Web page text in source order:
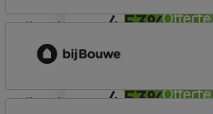
4,53%
lineair
4,53%
Vooruit Hypotheek
lineair